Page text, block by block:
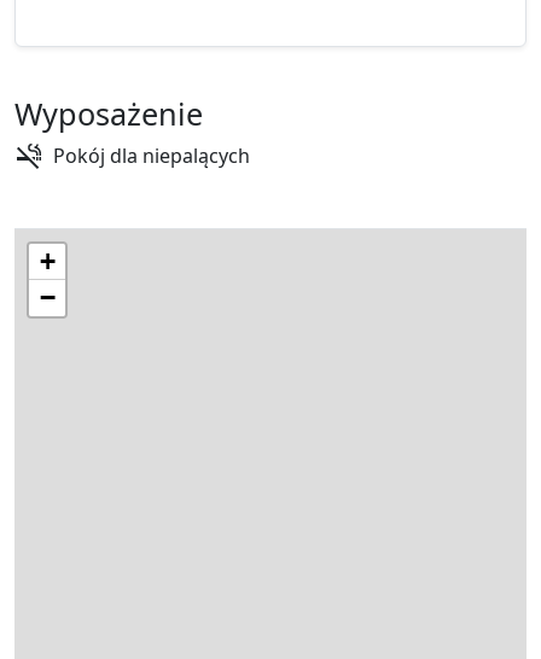
Wyposażenie
Pokój dla niepalących
+
−